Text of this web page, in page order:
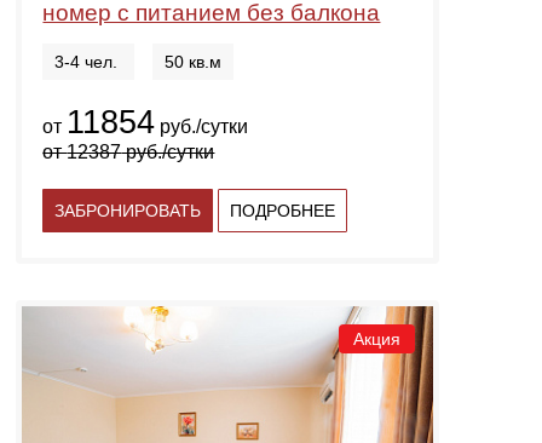
номер с питанием без балкона
3-4 чел. 50 кв.м
от 11854 руб./сутки
от12387руб./сутки
ЗАБРОНИРОВАТЬ ПОДРОБНЕЕ
Акция